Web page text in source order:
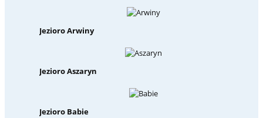
Jezioro Arwiny
Jezioro Aszaryn
Jezioro Babie